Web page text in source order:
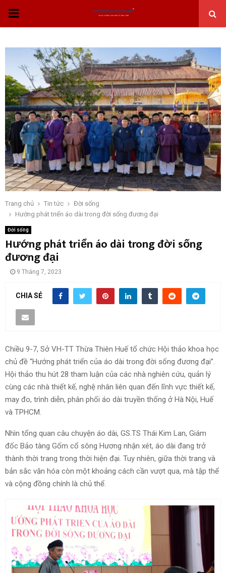
THỰC
CHÍNH
Trang chủ Tin tức
Đời sống
Hướng phát triển áo dài trong đời sống đương đại
Đời sống
Hướng phát triển áo dài trong đời sống
đương đại
9 Tháng 7, 2023
CHIA SẺ
Chiều 9-7, Sở VH-TT Thừa Thiên Huế tổ chức Hội thảo khoa học
chủ đề “Hướng phát triển của áo dài trong đời sống đương đại”.
Hội thảo thu hút 28 tham luận của các nhà nghiên cứu, quản lý
cùng các nhà thiết kế, nghệ nhân liên quan đến lĩnh vực thiết kế,
may đo, trình diễn, phân phối áo dài truyền thống ở Hà Nội, Huế
và TPHCM.
Nhìn tổng quan câu chuyện áo dài, GS.TS Thái Kim Lan, Giám
đốc Bảo tàng Gốm cổ sông Hương nhận xét, áo dài đang trở
thành thời trang trong thời hiện đại. Tuy nhiên, giữa thời trang và
bản sắc văn hóa còn một khoảng cách cần vượt qua, mà tập thể
và cộng đồng chính là chủ thể.